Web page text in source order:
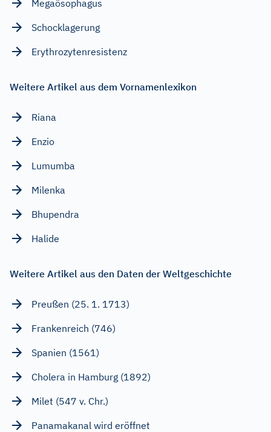
Megaösophagus
Schocklagerung
Erythrozytenresistenz
Weitere Artikel aus dem Vornamenlexikon
Riana
Enzio
Lumumba
Milenka
Bhupendra
Halide
Weitere Artikel aus den Daten der Weltgeschichte
Preußen (25. 1. 1713)
Frankenreich (746)
Spanien (1561)
Cholera in Hamburg (1892)
Milet (547 v. Chr.)
Panamakanal wird eröffnet